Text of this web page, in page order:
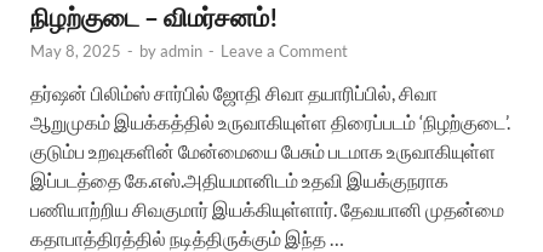
நிழற்குடை – விமர்சனம்!
May 8, 2025 - byadmin - Leave a Comment
தர்ஷன் பிலிம்ஸ் சார்பில் ஜோதி சிவா தயாரிப்பில், சிவா
ஆறுமுகம் இயக்கத்தில் உருவாகியுள்ள திரைப்படம் ‘நிழற்குடை’.
குடும்ப உறவுகளின் மேன்மையை பேசும் படமாக உருவாகியுள்ள
இப்படத்தை கே.எஸ்.அதியமானிடம் உதவி இயக்குநராக
பணியாற்றிய சிவகுமார் இயக்கியுள்ளார். தேவயானி முதன்மை
கதாபாத்திரத்தில் நடித்திருக்கும் இந்த …